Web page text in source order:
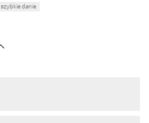
szybkie danie